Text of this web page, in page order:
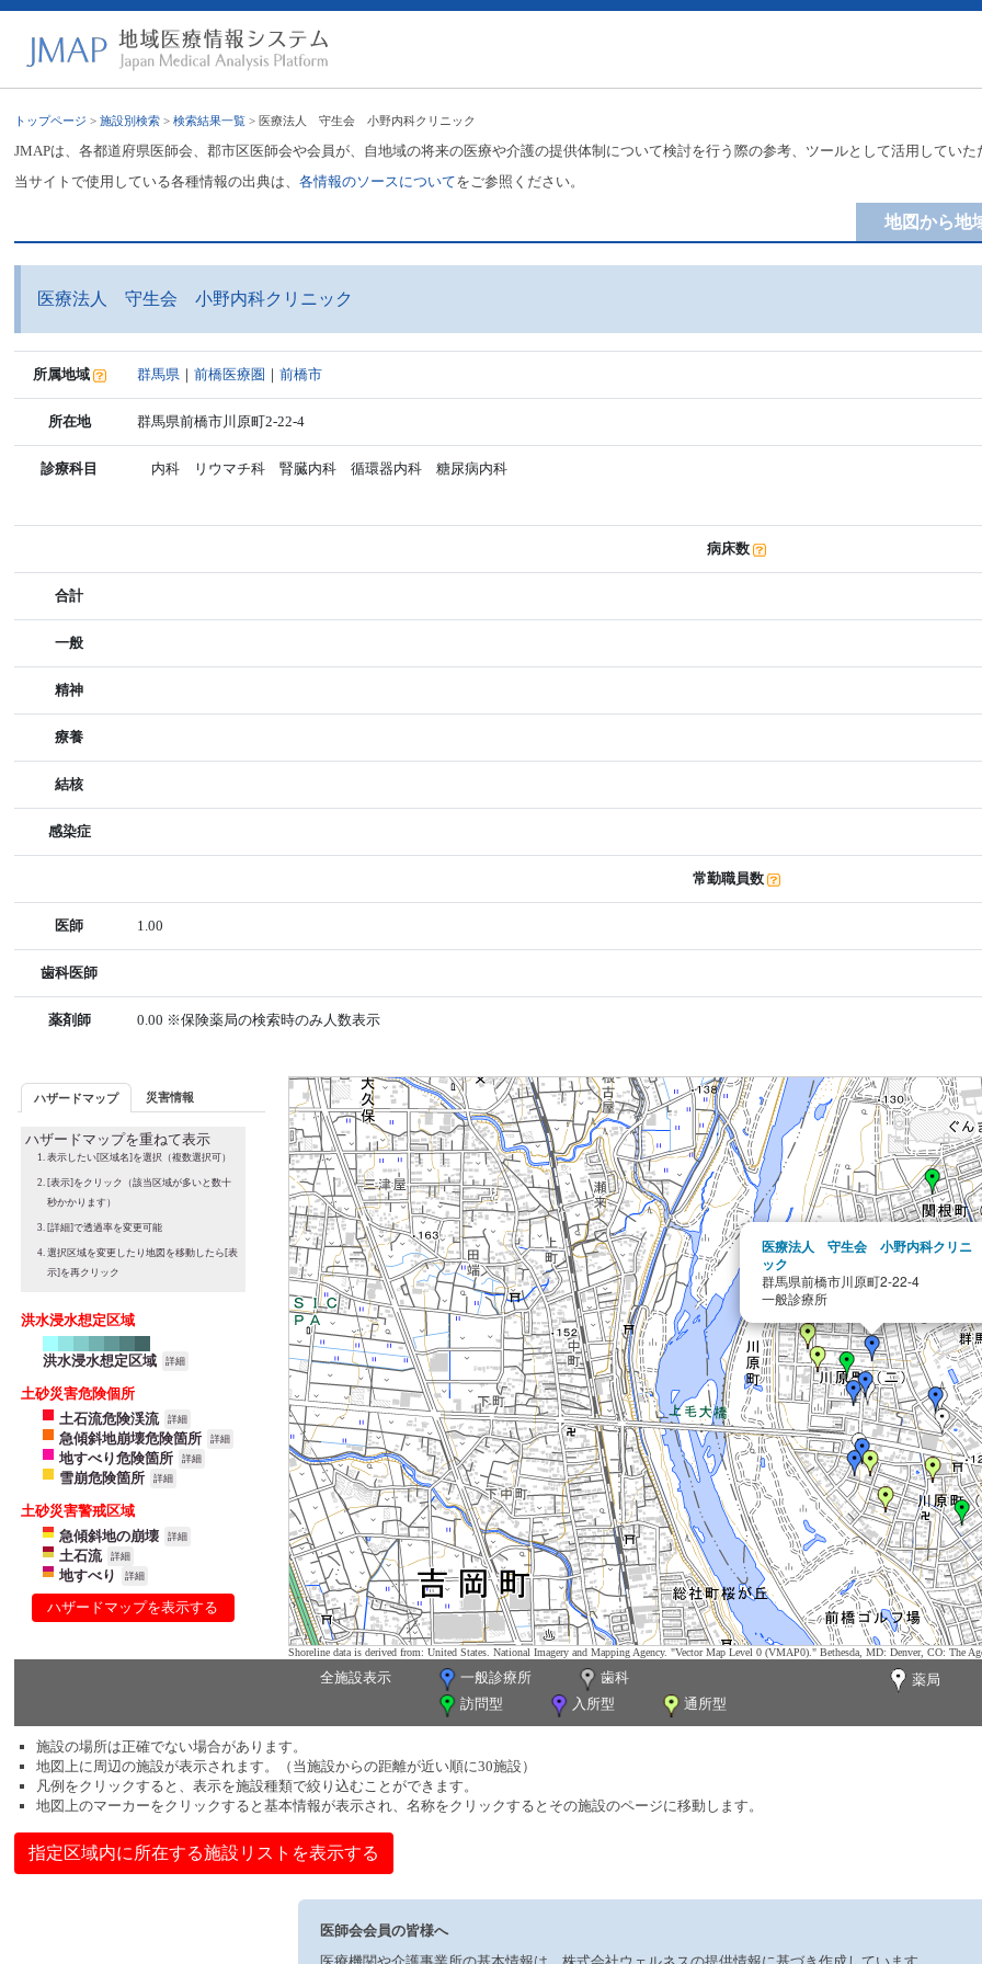
トップページ >施設別検索 >検索結果一覧 > 医療法人 守生会 小野内科クリニック
JMAPは、各都道府県医師会、郡市区医師会や会員が、自地域の将来の医療や介護の提供体制について検討を行う際の参考、ツールとして活用してい
当サイトで使用している各種情報の出典は、各情報のソースについてをご参照ください。
地図から地
医療法人 守生会 小野内科クリニック
所属地域 群馬県 ｜前橋医療圏 ｜前橋市
所在地 群馬県前橋市川原町2-22-4
診療科目 内科 リウマチ科 腎臓内科 循環器内科 糖尿病内科
病床数
合計
一般
精神
療養
結核
感染症
常勤職員数
医師 1.00
歯科医師
薬剤師 0.00 ※保険薬局の検索時のみ人数表示
ハザードマップ 災害情報
ハザードマップを重ねて表示
表示したい[区域名]を選択（複数選択可）
[表示]をクリック（該当区域が多いと数十
秒かかります）
[詳細]で透過率を変更可能
選択区域を変更したり地図を移動したら[表
示]を再クリック
洪水浸水想定区域
洪水浸水想定区域 詳細
土砂災害危険個所
土石流危険渓流
詳細
急傾斜地崩壊危険箇所 詳細
地すべり危険箇所 詳細
雪崩危険箇所 詳細
土砂災害警戒区域
急傾斜地の崩壊
詳細
土石流 詳細
地すべり 詳細
ハザードマップを表示する
医療法人 守生会 小野内科クリニ
ック
群馬県前橋市川原町2-22-4
一般診療所
Shoreline data is derived from: United States. National Imagery and Mapping Agency. "Vector Map Level 0 (VMAP0)." Bethesda, MD: Denver, CO: The
全施設表示 一般診療所 歯科
薬局
訪問型
入所型 通所型
施設の場所は正確でない場合があります。
地図上に周辺の施設が表示されます。（当施設からの距離が近い順に30施設）
凡例をクリックすると、表示を施設種類で絞り込むことができます。
地図上のマーカーをクリックすると基本情報が表示され、名称をクリックするとその施設のページに移動します。
指定区域内に所在する施設リストを表示する
医師会会員の皆様へ